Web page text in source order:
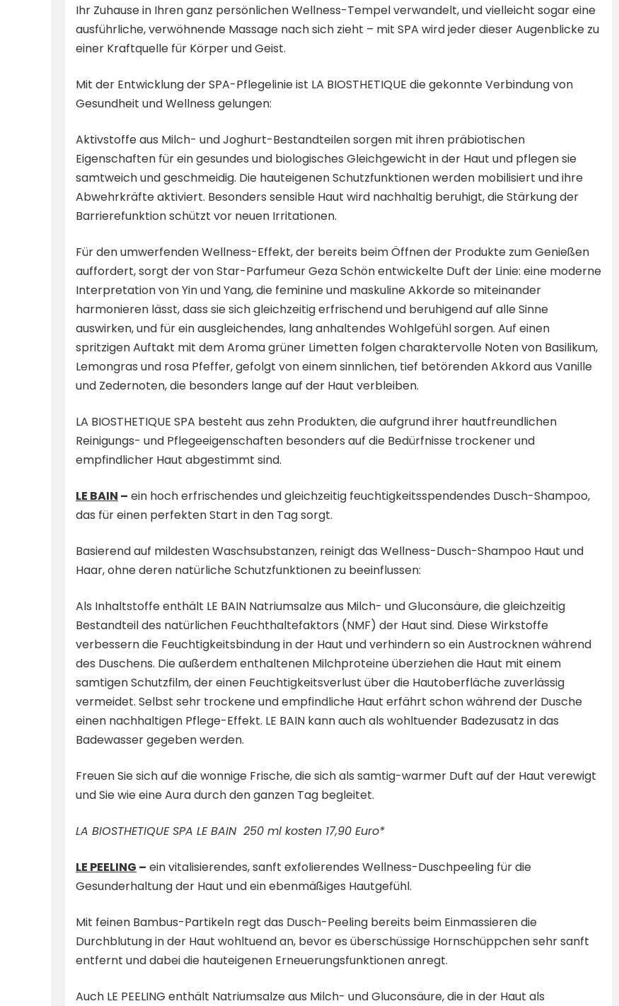
Ihr Zuhause in Ihren ganz persönlichen Wellness-Tempel verwandelt, und vielleicht sogar eine
ausführliche, verwöhnende Massage nach sich zieht – mit SPA wird jeder dieser Augenblicke zu
einer Kraftquelle für Körper und Geist.
Mit der Entwicklung der SPA-Pflegelinie ist LA BIOSTHETIQUE die gekonnte Verbindung von
Gesundheit und Wellness gelungen:
Aktivstoffe aus Milch- und Joghurt-Bestandteilen sorgen mit ihren präbiotischen
Eigenschaften für ein gesundes und biologisches Gleichgewicht in der Haut und pflegen sie
samtweich und geschmeidig. Die hauteigenen Schutzfunktionen werden mobilisiert und ihre
Abwehrkräfte aktiviert. Besonders sensible Haut wird nachhaltig beruhigt, die Stärkung der
Barrierefunktion schützt vor neuen Irritationen.
Für den umwerfenden Wellness-Effekt, der bereits beim Öffnen der Produkte zum Genießen
auffordert, sorgt der von Star-Parfumeur Geza Schön entwickelte Duft der Linie: eine moderne
Interpretation von Yin und Yang, die feminine und maskuline Akkorde so miteinander
harmonieren lässt, dass sie sich gleichzeitig erfrischend und beruhigend auf alle Sinne
auswirken, und für ein ausgleichendes, lang anhaltendes Wohlgefühl sorgen. Auf einen
spritzigen Auftakt mit dem Aroma grüner Limetten folgen charaktervolle Noten von Basilikum,
Lemongras und rosa Pfeffer, gefolgt von einem sinnlichen, tief betörenden Akkord aus Vanille
und Zedernoten, die besonders lange auf der Haut verbleiben.
LA BIOSTHETIQUE SPA besteht aus zehn Produkten, die aufgrund ihrer hautfreundlichen
Reinigungs- und Pflegeeigenschaften besonders auf die Bedürfnisse trockener und
empfindlicher Haut abgestimmt sind.
LE BAIN – ein hoch erfrischendes und gleichzeitig feuchtigkeitsspendendes Dusch-Shampoo,
das für einen perfekten Start in den Tag sorgt.
Basierend auf mildesten Waschsubstanzen, reinigt das Wellness-Dusch-Shampoo Haut und
Haar, ohne deren natürliche Schutzfunktionen zu beeinflussen:
Als Inhaltstoffe enthält LE BAIN Natriumsalze aus Milch- und Gluconsäure, die gleichzeitig
Bestandteil des natürlichen Feuchthaltefaktors (NMF) der Haut sind. Diese Wirkstoffe
verbessern die Feuchtigkeitsbindung in der Haut und verhindern so ein Austrocknen während
des Duschens. Die außerdem enthaltenen Milchproteine überziehen die Haut mit einem
samtigen Schutzfilm, der einen Feuchtigkeitsverlust über die Hautoberfläche zuverlässig
vermeidet. Selbst sehr trockene und empfindliche Haut erfährt schon während der Dusche
einen nachhaltigen Pflege-Effekt. LE BAIN kann auch als wohltuender Badezusatz in das
Badewasser gegeben werden.
Freuen Sie sich auf die wonnige Frische, die sich als samtig-warmer Duft auf der Haut verewigt
und Sie wie eine Aura durch den ganzen Tag begleitet.
LA BIOSTHETIQUE SPA LE BAIN 250 ml kosten 17,90 Euro*
LE PEELING – ein vitalisierendes, sanft exfolierendes Wellness-Duschpeeling für die
Gesunderhaltung der Haut und ein ebenmäßiges Hautgefühl.
Mit feinen Bambus-Partikeln regt das Dusch-Peeling bereits beim Einmassieren die
Durchblutung in der Haut wohltuend an, bevor es überschüssige Hornschüppchen sehr sanft
entfernt und dabei die hauteigenen Erneuerungsfunktionen anregt.
Auch LE PEELING enthält Natriumsalze aus Milch- und Gluconsäure, die in der Haut als